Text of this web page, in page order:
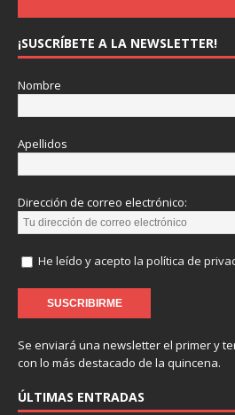
¡SUSCRÍBETE A LA NEWSLETTER!
Nombre
Apellidos
Dirección de correo electrónico:
He leído y acepto la política de
Se enviará una newsletter el primer y
con lo más destacado de la quincena.
ÚLTIMAS ENTRADAS